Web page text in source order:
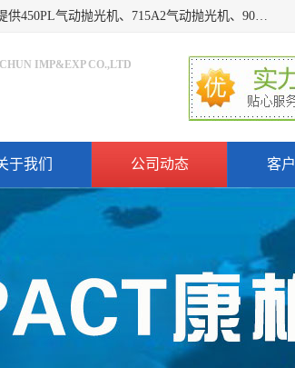
宁波上椿进出口有限公司是日本COMPACT康柏特，原装进口，进口代理商批发, 提供450PL气动抛光机、715A2气动抛光机、905A4打磨机、935GS打磨机、913W-5水磨机、450PL抛光机、715A2抛光机、935GS齿轮抛光机、905A4气动打磨机、价格实惠,欢迎来电咨询.
IMP&EXP CO.,LTD
于我们 公司动态 客